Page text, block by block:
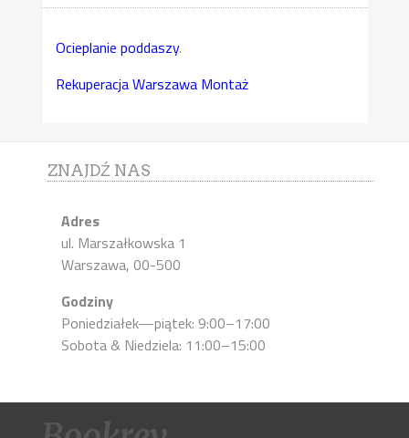
Ocieplanie poddaszy.
Rekuperacja Warszawa Montaż
ZNAJDŹ NAS
Adres
ul. Marszałkowska 1
Warszawa, 00-500
Godziny
Poniedziałek—piątek: 9:00–17:00
Sobota & Niedziela: 11:00–15:00